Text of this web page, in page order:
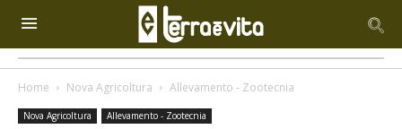
Home Nova Agricoltura Allevamento - Zootecnia
Nova Agricoltura Allevamento - Zootecnia